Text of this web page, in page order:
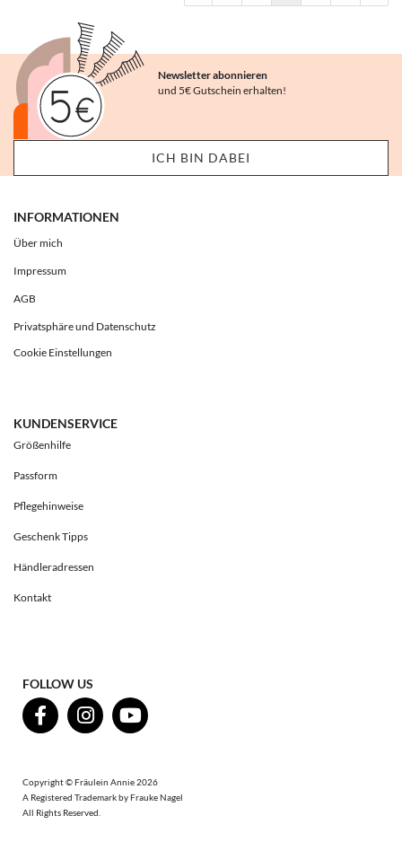
Newsletter abonnieren
und 5€ Gutschein erhalten!
INFORMATIONEN
Über mich
Impressum
AGB
Privatsphäre und Datenschutz
Cookie Einstellungen
KUNDENSERVICE
Größenhilfe
Passform
Pflegehinweise
Geschenk Tipps
Händleradressen
Kontakt
FOLLOW US
Copyright © Fräulein Annie 2026
A Registered Trademark by Frauke Nagel
All Rights Reserved.